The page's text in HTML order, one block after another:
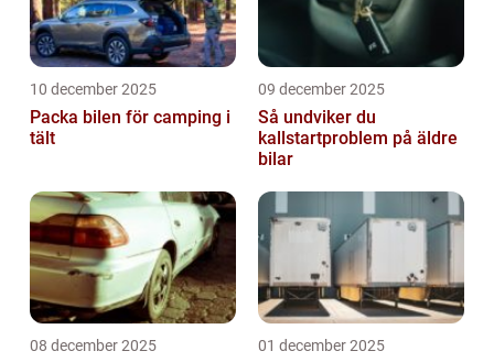
10 december 2025
Packa bilen för camping i
tält
09 december 2025
Så undviker du
kallstartproblem på äldre
bilar
08 december 2025 01 december 2025